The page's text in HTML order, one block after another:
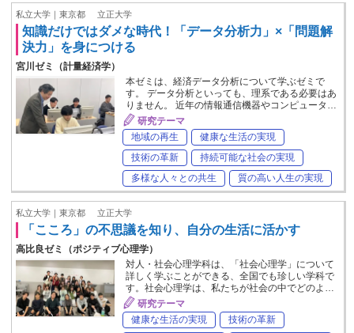
私立大学｜東京都 立正大学
知識だけではダメな時代！「データ分析力」×「問題解
決力」を身につける
宮川ゼミ（計量経済学）
本ゼミは、経済データ分析について学ぶゼミで
す。 データ分析といっても、理系である必要はあ
りません。 近年の情報通信機器やコンピュータ…
研究テーマ
地域の再生
健康な生活の実現
技術の革新
持続可能な社会の実現
多様な人々との共生
質の高い人生の実現
私立大学｜東京都 立正大学
「こころ」の不思議を知り、自分の生活に活かす
高比良ゼミ（ポジティブ心理学）
対人・社会心理学科は、「社会心理学」について
詳しく学ぶことができる、全国でも珍しい学科で
す。社会心理学は、私たちが社会の中でどのよ…
研究テーマ
健康な生活の実現
技術の革新